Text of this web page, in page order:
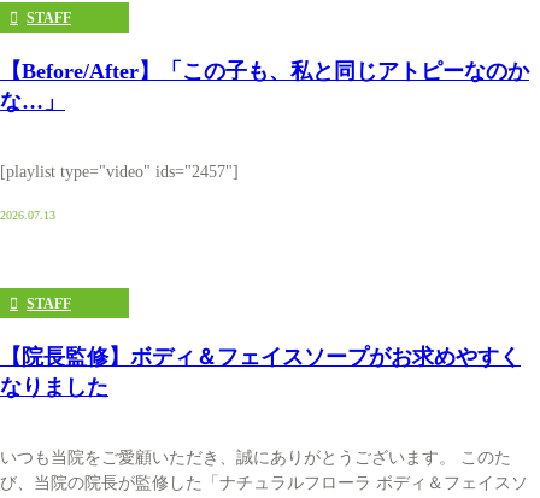
STAFF
【Before/After】「この子も、私と同じアトピーなのか
な…」
[playlist type="video" ids="2457"]
2026.07.13
STAFF
【院長監修】ボディ＆フェイスソープがお求めやすく
なりました
いつも当院をご愛顧いただき、誠にありがとうございます。 このた
び、当院の院長が監修した「ナチュラルフローラ ボディ＆フェイスソ